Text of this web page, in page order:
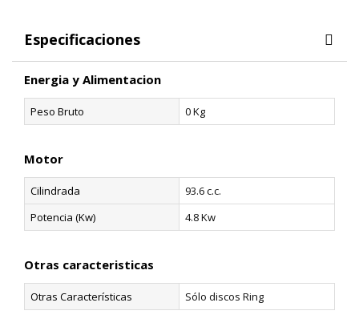
Especificaciones
Energia y Alimentacion
Peso Bruto 0 Kg
Motor
Cilindrada
93.6 c.c.
Potencia (Kw)
4.8 Kw
Otras caracteristicas
Otras Características Sólo discos Ring